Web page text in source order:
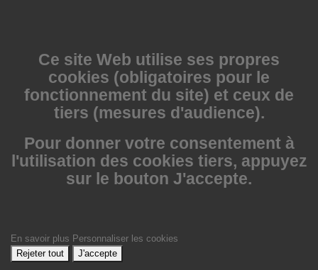
Ce site Web utilise ses propres
cookies (obligatoires pour le
fonctionnement du site) et ceux de
tiers (mesures d'audience).
Pour donner votre consentement à
l'utilisation des cookies tiers, appuyez
sur le bouton J'accepte.
En savoir plus Personnaliser les cookies
Rejeter tout
J'accepte